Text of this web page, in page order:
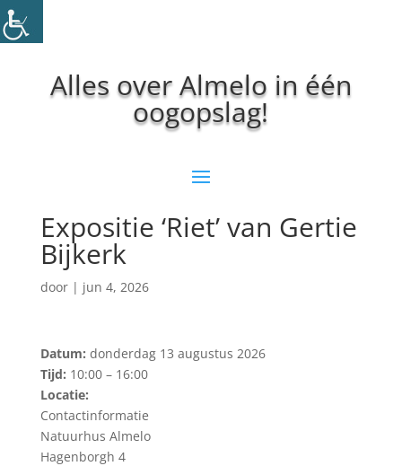
Alles over Almelo in één
oogopslag!
Expositie ‘Riet’ van Gertie
Bijkerk
door | jun 4, 2026
Datum: donderdag 13 augustus 2026
Tijd: 10:00 – 16:00
Locatie:
Contactinformatie
Natuurhus Almelo
Hagenborgh 4